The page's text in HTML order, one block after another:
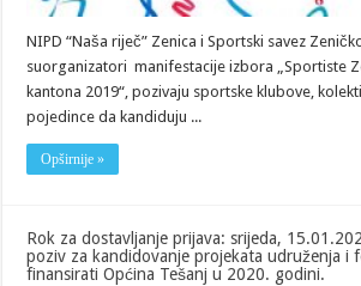
NIPD “Naša riječ” Zenica i Sportski savez
suorganizatori manifestacije izbora „Sportiste
kantona 2019“, pozivaju sportske klubove,
pojedince da kandiduju ...
Opširnije »
Rok za dostavljanje prijava: srijeda,
poziv za kandidovanje projekata udruženja i
finansirati Općina Tešanj u 2020. godini.